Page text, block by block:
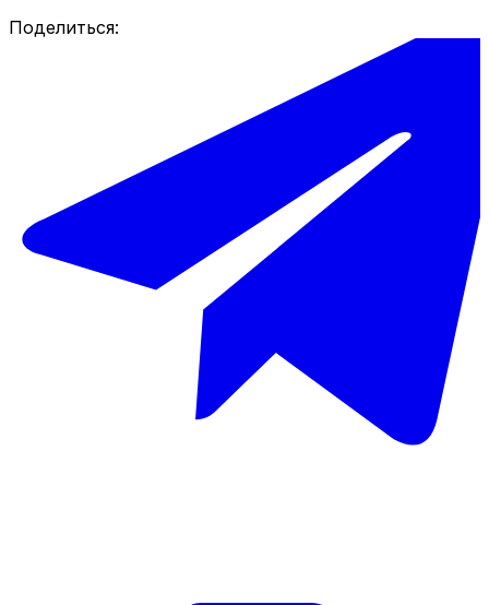
Поделиться: